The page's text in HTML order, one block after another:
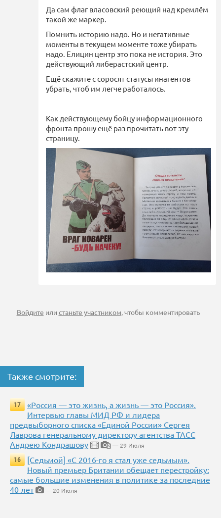
Да сам флаг власовский реющий над кремлём
такой же маркер.
Помнить историю надо. Но и негативные
моменты в текущем моменте тоже убирать
надо. Елицин центр это пока не история. Это
действующий либерастский центр.
Ещё скажите с соросят статусы инагентов
убрать, чтоб им легче работалось.
Как действующему бойцу информационного
фронта прошу ещё раз прочитать вот эту
страницу.
Войдите илистаньте участником, чтобы комментировать
Также смотрите:
17
«Россия — это жизнь, а жизнь — это Россия».
Интервью главы МИД РФ и лидера
предвыборного списка «Единой России» Сергея
Лаврова генеральному директору агентства ТАСС
Андрею Кондрашову
2 — 29 Июля
16
[Седьмой] «С 2016-го я стал уже седьмым».
Новый премьер Британии обещает перестройку:
самые большие изменения в политике за последние
40 лет
— 20 Июля